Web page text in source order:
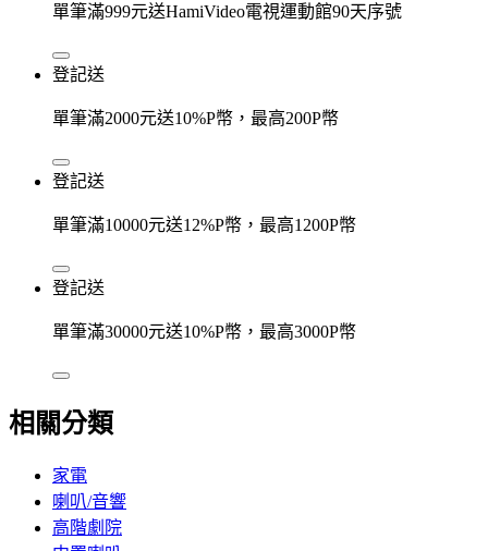
單筆滿999元送HamiVideo電視運動館90天序號
登記送
單筆滿2000元送10%P幣，最高200P幣
登記送
單筆滿10000元送12%P幣，最高1200P幣
登記送
單筆滿30000元送10%P幣，最高3000P幣
相關分類
家電
喇叭/音響
高階劇院